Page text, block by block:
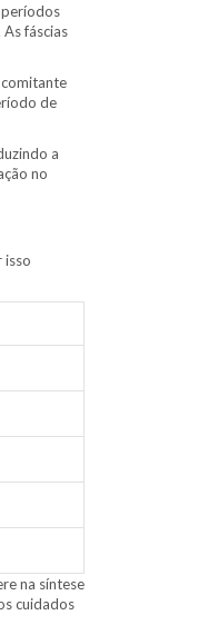
fáscias
de
a
no
isso
na síntese
cuidados